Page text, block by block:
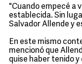
"Cuando empecé a
establecida. Sin
Salvador Allende y
En este mismo
mencionó que
quise haber tenido